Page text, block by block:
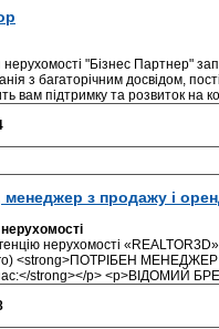
"Бізнес Партнер"
з багаторічним досвідом,
вам підтримку та розвиток на
менеджер з продажу і
нерухомості
<strong>ПОТРІБЕН
strong></p> <p>ВІДОМИЙ